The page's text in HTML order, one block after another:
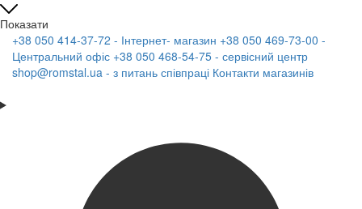
Показати
+38 050 414-37-72 - Інтернет- магазин +38 050 469-73-00 -
Центральний офіс +38 050 468-54-75 - сервісний центр
shop@romstal.ua - з питань співпраці Контакти магазинів